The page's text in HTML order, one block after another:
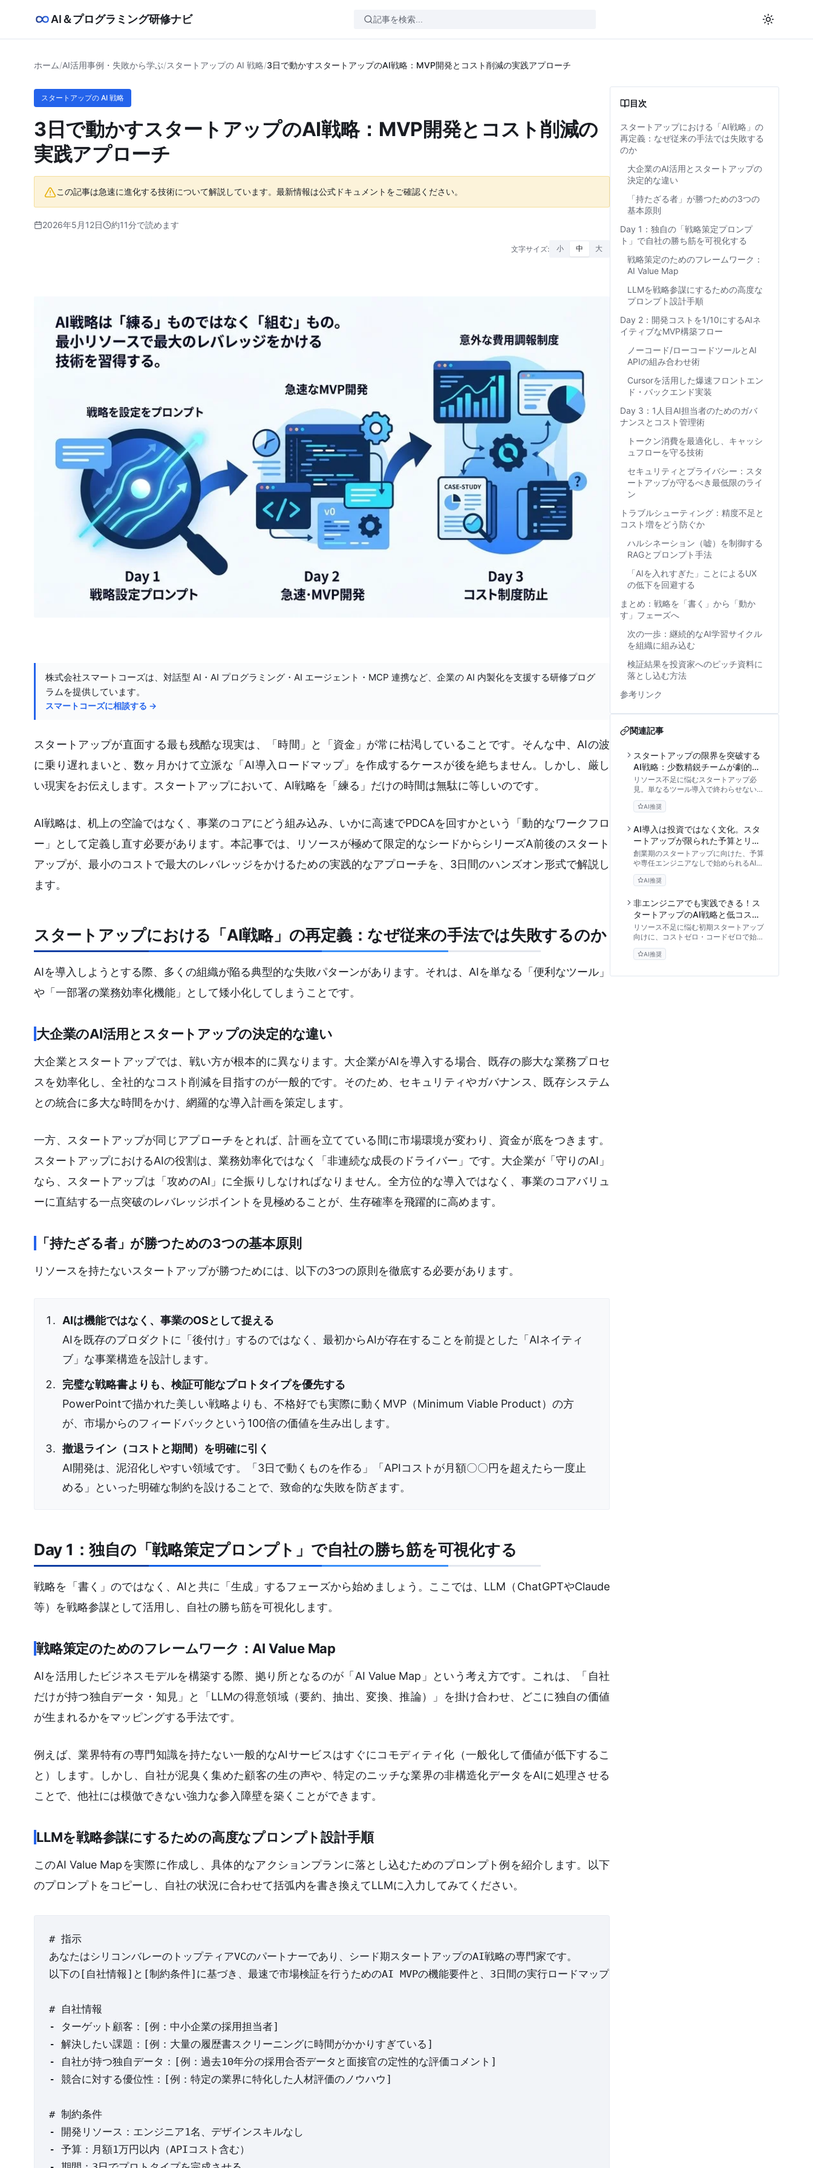
AI＆プログラミング研修ナビ
ホーム/AI活用事例・失敗から学ぶ/スタートアップの AI 戦略/3日で動かすスタートアップのAI戦略：MVP開発とコスト削減の実践アプローチ
スタートアップの AI 戦略
3日で動かすスタートアップのAI戦略：MVP開発とコスト削減の
実践アプローチ
この記事は急速に進化する技術について解説しています。最新情報は公式ドキュメントをご確認ください。
2026年5月12日 約11分で読めます
文字サイズ: 小 中 大
株式会社スマートコーズは、対話型 AI・AI プログラミング・AI エージェント・MCP 連携など、企業の AI 内製化を支援する研修プログ
ラムを提供しています。
スマートコーズに相談する →
スタートアップが直面する最も残酷な現実は、「時間」と「資金」が常に枯渇していることです。そんな中、AIの波
に乗り遅れまいと、数ヶ月かけて立派な「AI導入ロードマップ」を作成するケースが後を絶ちません。しかし、厳し
い現実をお伝えします。スタートアップにおいて、AI戦略を「練る」だけの時間は無駄に等しいのです。
AI戦略は、机上の空論ではなく、事業のコアにどう組み込み、いかに高速でPDCAを回すかという「動的なワークフロ
ー」として定義し直す必要があります。本記事では、リソースが極めて限定的なシードからシリーズA前後のスタート
アップが、最小のコストで最大のレバレッジをかけるための実践的なアプローチを、3日間のハンズオン形式で解説し
ます。
スタートアップにおける「AI戦略」の再定義：なぜ従来の手法では失敗するのか
AIを導入しようとする際、多くの組織が陥る典型的な失敗パターンがあります。それは、AIを単なる「便利なツール」
や「一部署の業務効率化機能」として矮小化してしまうことです。
大企業のAI活用とスタートアップの決定的な違い
大企業とスタートアップでは、戦い方が根本的に異なります。大企業がAIを導入する場合、既存の膨大な業務プロセ
スを効率化し、全社的なコスト削減を目指すのが一般的です。そのため、セキュリティやガバナンス、既存システム
との統合に多大な時間をかけ、網羅的な導入計画を策定します。
一方、スタートアップが同じアプローチをとれば、計画を立てている間に市場環境が変わり、資金が底をつきます。
スタートアップにおけるAIの役割は、業務効率化ではなく「非連続な成長のドライバー」です。大企業が「守りのAI」
なら、スタートアップは「攻めのAI」に全振りしなければなりません。全方位的な導入ではなく、事業のコアバリュ
ーに直結する一点突破のレバレッジポイントを見極めることが、生存確率を飛躍的に高めます。
「持たざる者」が勝つための3つの基本原則
リソースを持たないスタートアップが勝つためには、以下の3つの原則を徹底する必要があります。
AIは機能ではなく、事業のOSとして捉える
AIを既存のプロダクトに「後付け」するのではなく、最初からAIが存在することを前提とした「AIネイティ
ブ」な事業構造を設計します。
完璧な戦略書よりも、検証可能なプロトタイプを優先する
PowerPointで描かれた美しい戦略よりも、不格好でも実際に動くMVP（Minimum Viable Product）の方
が、市場からのフィードバックという100倍の価値を生み出します。
撤退ライン（コストと期間）を明確に引く
AI開発は、泥沼化しやすい領域です。「3日で動くものを作る」「APIコストが月額〇〇円を超えたら一度止
める」といった明確な制約を設けることで、致命的な失敗を防ぎます。
Day 1：独自の「戦略策定プロンプト」で自社の勝ち筋を可視化する
戦略を「書く」のではなく、AIと共に「生成」するフェーズから始めましょう。ここでは、LLM（ChatGPTやClaude
等）を戦略参謀として活用し、自社の勝ち筋を可視化します。
戦略策定のためのフレームワーク：AI Value Map
AIを活用したビジネスモデルを構築する際、拠り所となるのが「AI Value Map」という考え方です。これは、「自社
だけが持つ独自データ・知見」と「LLMの得意領域（要約、抽出、変換、推論）」を掛け合わせ、どこに独自の価値
が生まれるかをマッピングする手法です。
例えば、業界特有の専門知識を持たない一般的なAIサービスはすぐにコモディティ化（一般化して価値が低下するこ
と）します。しかし、自社が泥臭く集めた顧客の生の声や、特定のニッチな業界の非構造化データをAIに処理させる
ことで、他社には模倣できない強力な参入障壁を築くことができます。
LLMを戦略参謀にするための高度なプロンプト設計手順
このAI Value Mapを実際に作成し、具体的なアクションプランに落とし込むためのプロンプト例を紹介します。以下
のプロンプトをコピーし、自社の状況に合わせて括弧内を書き換えてLLMに入力してみてください。
# 指示
あなたはシリコンバレーのトップティアVCのパートナーであり、シード期スタートアップのAI戦略の専門家です。
以下の[自社情報]と[制約条件]に基づき、最速で市場検証を行うためのAI MVPの機能要件と、3日間の実行ロードマップを出力してください。
# 自社情報
- ターゲット顧客：[例：中小企業の採用担当者]
- 解決したい課題：[例：大量の履歴書スクリーニングに時間がかかりすぎている]
- 自社が持つ独自データ：[例：過去10年分の採用合否データと面接官の定性的な評価コメント]
- 競合に対する優位性：[例：特定の業界に特化した人材評価のノウハウ]
# 制約条件
- 開発リソース：エンジニア1名、デザインスキルなし
- 予算：月額1万円以内（APIコスト含む）
目次
スタートアップにおける「AI戦略」の
再定義：なぜ従来の手法では失敗する
のか
大企業のAI活用とスタートアップの
決定的な違い
「持たざる者」が勝つための3つの
基本原則
Day 1：独自の「戦略策定プロンプ
ト」で自社の勝ち筋を可視化する
戦略策定のためのフレームワーク：
AI Value Map
LLMを戦略参謀にするための高度な
プロンプト設計手順
Day 2：開発コストを1/10にするAIネ
イティブなMVP構築フロー
ノーコード/ローコードツールとAI
APIの組み合わせ術
Cursorを活用した爆速フロントエン
ド・バックエンド実装
Day 3：1人目AI担当者のためのガバ
ナンスとコスト管理術
トークン消費を最適化し、キャッシ
ュフローを守る技術
セキュリティとプライバシー：スタ
ートアップが守るべき最低限のライ
ン
トラブルシューティング：精度不足と
コスト増をどう防ぐか
ハルシネーション（嘘）を制御する
RAGとプロンプト手法
「AIを入れすぎた」ことによるUX
の低下を回避する
まとめ：戦略を「書く」から「動か
す」フェーズへ
次の一歩：継続的なAI学習サイクル
を組織に組み込む
検証結果を投資家へのピッチ資料に
落とし込む方法
参考リンク
関連記事
スタートアップの限界を突破する
AI戦略：少数精鋭チームが劇的な
生産性を手に入れる組織変革の型
リソース不足に悩むスタートアップ必
見。単なるツール導入で終わらせない、
MVP思考とエージェント設計の視点を
取り入れた実践的なAI活用戦略と組織変
AI推奨
AI導入は投資ではなく文化。スタ
ートアップが限られた予算とリソ
ースで競合に勝つためのAI生存戦
略
創業期のスタートアップに向けた、予算
や専任エンジニアなしで始められるAI戦
略を提示します。高額なシステム開発を
避け、組織全体のリテラシーを高めるガ
るステップをお伝えします。
AI推奨
非エンジニアでも実践できる！ス
タートアップのAI戦略と低コスト
導入ガイド
リソース不足に悩む初期スタートアップ
向けに、コストゼロ・コードゼロで始め
られる実践的なAI戦略を解説。ツール選
定からリスク管理まで、明日から使える
AI推奨